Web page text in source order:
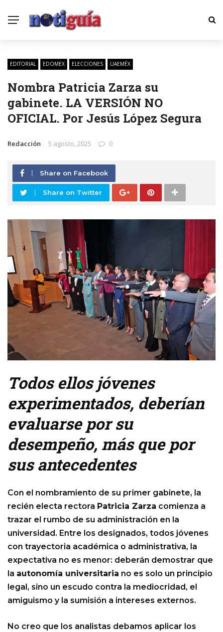
EDITORIAL EDOMEX ELECCIONES UAEMÉX
Nombra Patricia Zarza su
gabinete. LA VERSIÓN NO
OFICIAL. Por Jesús López Segura
Redacción 5 agosto, 2025 0
Share on Facebook
Share on Twitter
Todos ellos jóvenes
experimentados, deberían
evaluarse por su
desempeño, más que por
sus antecedentes
Con el nombramiento de su primer gabinete, la
recién electa rectora Patricia Zarza comienza a
trazar el rumbo de su administración en la
universidad. Entre los designados, todos jóvenes
con trayectoria académica o administrativa, la
expectativa no es menor: deberán demostrar que
la autonomía universitaria no es solo un principio
legal, sino un escudo contra la mediocridad, el
amiguismo y la sumisión a intereses externos.
No creo que los analistas debamos aplicar los